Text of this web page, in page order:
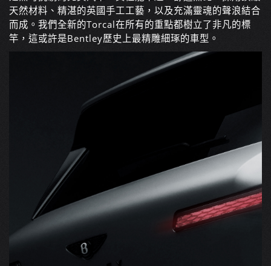
天然材料、精湛的英國手工工藝，以及充滿靈魂的聲浪結合
而成。我們全新的Torcal在所有的重點都樹立了非凡的標
竿，這或許是Bentley歷史上最精雕細琢的車型。